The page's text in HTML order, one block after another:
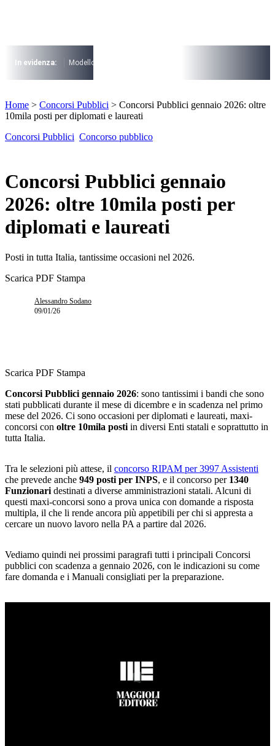
I più cercati
Lorem ipsum dolor sit amet consectetur
Lorem ipsum dolor sit amet consectetur
In evidenza: Modello 730
Lorem ipsum dolor sit amet consectetur
Home > Concorsi Pubblici > Concorsi Pubblici gennaio 2026: oltre
10mila posti per diplomati e laureati
Concorsi Pubblici Concorso pubblico
Concorsi Pubblici gennaio
2026: oltre 10mila posti per
diplomati e laureati
Posti in tutta Italia, tantissime occasioni nel 2026.
Scarica PDF Stampa
Alessandro Sodano
09/01/26
Scarica PDF Stampa
Concorsi Pubblici gennaio 2026: sono tantissimi i bandi che sono
stati pubblicati durante il mese di dicembre e in scadenza nel primo
mese del 2026. Ci sono occasioni per diplomati e laureati, maxi-
concorsi con oltre 10mila posti in diversi Enti statali e soprattutto in
tutta Italia.
Tra le selezioni più attese, il concorso RIPAM per 3997 Assistenti
che prevede anche 949 posti per INPS, e il concorso per 1340
Funzionari destinati a diverse amministrazioni statali. Alcuni di
questi maxi-concorsi sono a prova unica con domande a risposta
multipla, il che li rende ancora più appetibili per chi si appresta a
cercare un nuovo lavoro nella PA a partire dal 2026.
Vediamo quindi nei prossimi paragrafi tutti i principali Concorsi
pubblici con scadenza a gennaio 2026, con le indicazioni su come
fare domanda e i Manuali consigliati per la preparazione.